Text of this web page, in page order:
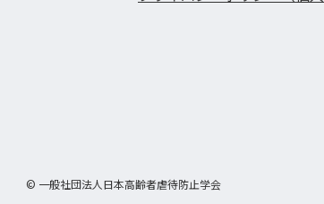
© 一般社団法人日本高齢者虐待防止学会